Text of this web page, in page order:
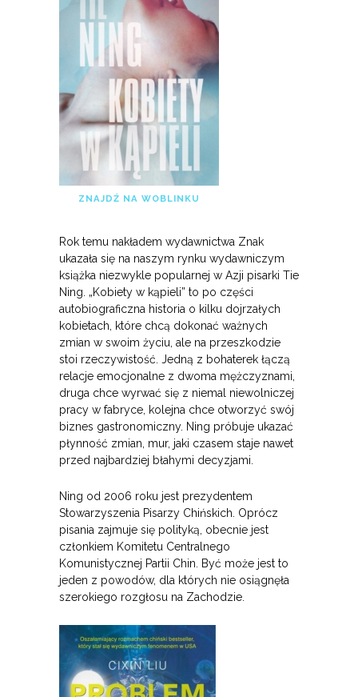
ZNAJDŹ NA WOBLINKU
Rok temu nakładem wydawnictwa Znak
ukazała się na naszym rynku wydawniczym
książka niezwykle popularnej w Azji pisarki Tie
Ning. „Kobiety w kąpieli” to po części
autobiograficzna historia o kilku dojrzałych
kobietach, które chcą dokonać ważnych
zmian w swoim życiu, ale na przeszkodzie
stoi rzeczywistość. Jedną z bohaterek łączą
relacje emocjonalne z dwoma mężczyznami,
druga chce wyrwać się z niemal niewolniczej
pracy w fabryce, kolejna chce otworzyć swój
biznes gastronomiczny. Ning próbuje ukazać
płynność zmian, mur, jaki czasem staje nawet
przed najbardziej błahymi decyzjami.
Ning od 2006 roku jest prezydentem
Stowarzyszenia Pisarzy Chińskich. Oprócz
pisania zajmuje się polityką, obecnie jest
członkiem Komitetu Centralnego
Komunistycznej Partii Chin. Być może jest to
jeden z powodów, dla których nie osiągnęła
szerokiego rozgłosu na Zachodzie.